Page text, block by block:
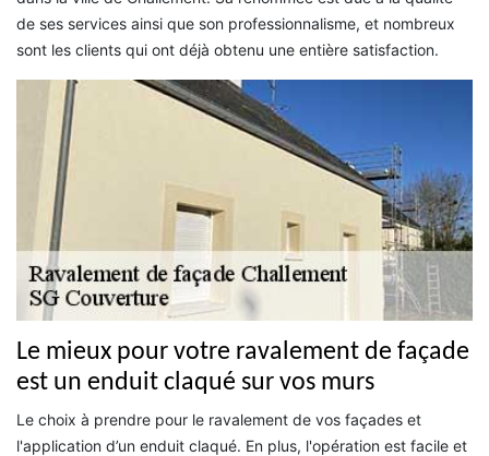
de ses services ainsi que son professionnalisme, et nombreux
sont les clients qui ont déjà obtenu une entière satisfaction.
Le mieux pour votre ravalement de façade
est un enduit claqué sur vos murs
Le choix à prendre pour le ravalement de vos façades et
l'application d’un enduit claqué. En plus, l'opération est facile et